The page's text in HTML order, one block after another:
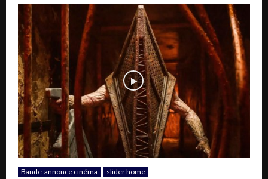
Bande-annonce cinéma slider home